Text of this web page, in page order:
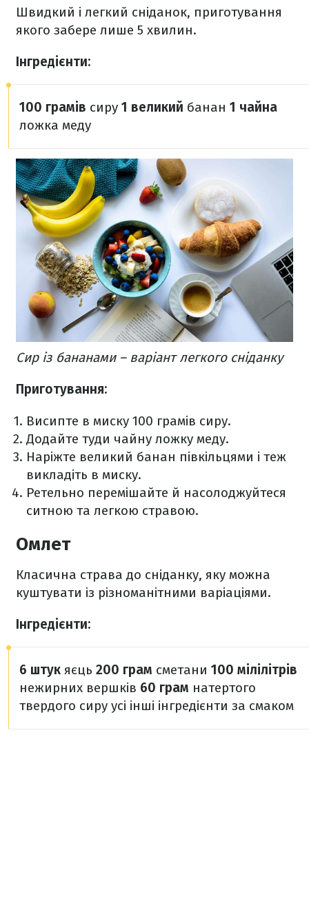
Швидкий і легкий сніданок, приготування
якого забере лише 5 хвилин.
Інгредієнти:
100 грамів сиру 1 великий банан 1 чайна
ложка меду
Сир із бананами – варіант легкого сніданку
Приготування:
Висипте в миску 100 грамів сиру.
Додайте туди чайну ложку меду.
Наріжте великий банан півкільцями і теж
викладіть в миску.
Ретельно перемішайте й насолоджуйтеся
ситною та легкою стравою.
Омлет
Класична страва до сніданку, яку можна
куштувати із різноманітними варіаціями.
Інгредієнти:
6 штук яєць 200 грам сметани 100 мілілітрів
нежирних вершків 60 грам натертого
твердого сиру усі інші інгредієнти за смаком